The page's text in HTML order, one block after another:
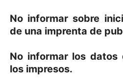
No informar sobre
de una imprenta de
No informar los datos
los impresos.